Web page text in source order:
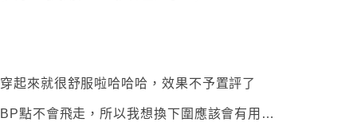
穿起來就很舒服啦哈哈哈，效果不予置評了
BP點不會飛走，所以我想換下圍應該會有用…